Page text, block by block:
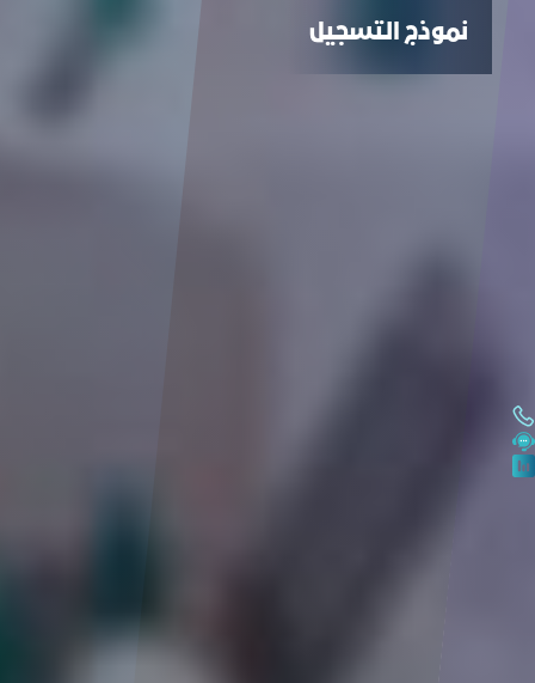
نموذج التسجيل